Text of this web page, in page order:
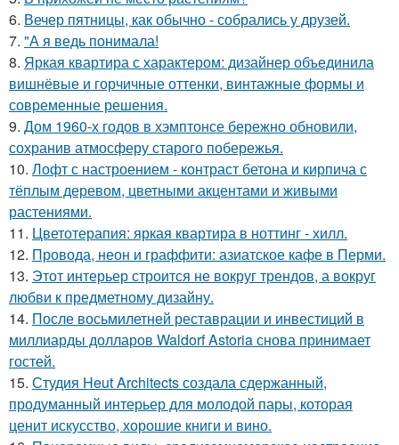
6. Вечер пятницы, как обычно - собрались у друзей.
7. "А я ведь понимала!
8. Яркая квартира с характером: дизайнер объединила
вишнёвые и горчичные оттенки, винтажные формы и
современные решения.
9. Дом 1960-х годов в хэмптонсе бережно обновили,
сохранив атмосферу старого побережья.
10. Лофт с настроением - контраст бетона и кирпича с
тёплым деревом, цветными акцентами и живыми
растениями.
11. Цветотерапия: яркая квартира в ноттинг - хилл.
12. Провода, неон и граффити: азиатское кафе в Перми.
13. Этот интерьер строится не вокруг трендов, а вокруг
любви к предметному дизайну.
14. После восьмилетней реставрации и инвестиций в
миллиарды долларов Waldorf Astoria снова принимает
гостей.
15. Студия Heut Architects создала сдержанный,
продуманный интерьер для молодой пары, которая
ценит искусство, хорошие книги и вино.